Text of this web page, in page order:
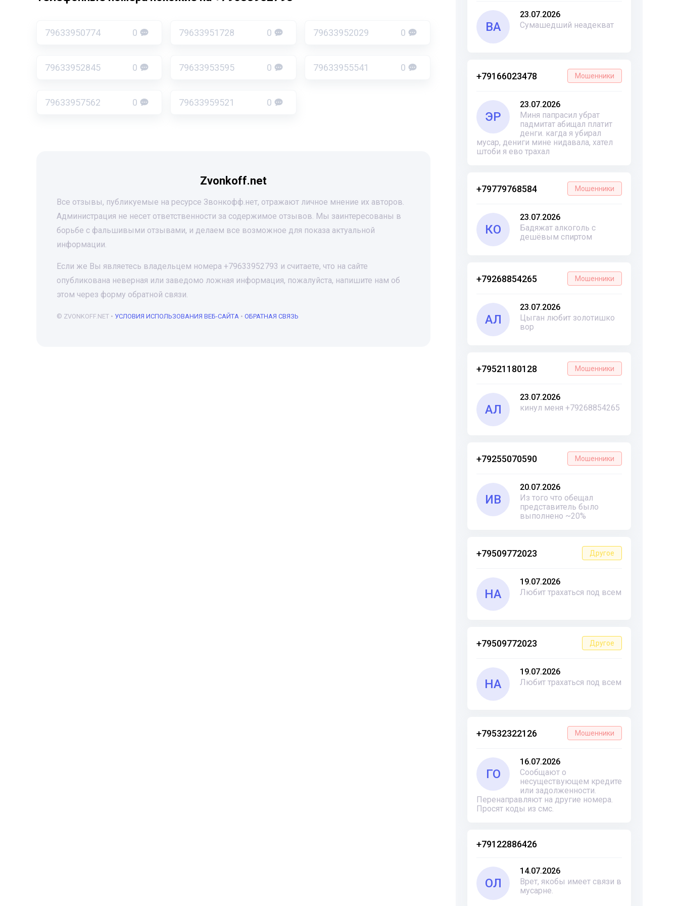
ВА
23.07.2026
Сумашедший неадекват
+79166023478 Мошенники
ЭР
23.07.2026
Миня папрасил убрат
падмитат абищал платит
денги. кагда я убирал
мусар, дениги мине нидавала, хател
штоби я ево трахал
+79779768584 Мошенники
КО
23.07.2026
Бадяжат алкоголь с
дешёвым спиртом
+79268854265 Мошенники
АЛ
23.07.2026
Цыган любит золотишко
вор
+79521180128 Мошенники
АЛ
23.07.2026
кинул меня +79268854265
+79255070590 Мошенники
ИВ
20.07.2026
Из того что обещал
представитель было
выполнено ~20%
+79509772023 Другое
НА
19.07.2026
Любит трахаться под всем
+79509772023 Другое
НА
19.07.2026
Любит трахаться под всем
+79532322126 Мошенники
ГО
16.07.2026
Сообщают о
несуществующем кредите
или задолженности.
Перенаправляют на другие номера.
Просят коды из смс.
+79122886426
ОЛ
14.07.2026
Врет, якобы имеет связи в
мусарне.
79633950774 0 79633951728 0 79633952029 0
79633952845 0 79633953595 0 79633955541 0
79633957562 0 79633959521 0
Zvonkoff.net
Все отзывы, публикуемые на ресурсе Звонкофф.нет, отражают личное мнение их авторов.
Администрация не несет ответственности за содержимое отзывов. Мы заинтересованы в
борьбе с фальшивыми отзывами, и делаем все возможное для показа актуальной
информации.
Если же Вы являетесь владельцем номера +79633952793 и считаете, что на сайте
опубликована неверная или заведомо ложная информация, пожалуйста, напишите нам об
этом через форму обратной связи.
© ZVONKOFF.NET • УСЛОВИЯ ИСПОЛЬЗОВАНИЯ ВЕБ-САЙТА • ОБРАТНАЯ СВЯЗЬ